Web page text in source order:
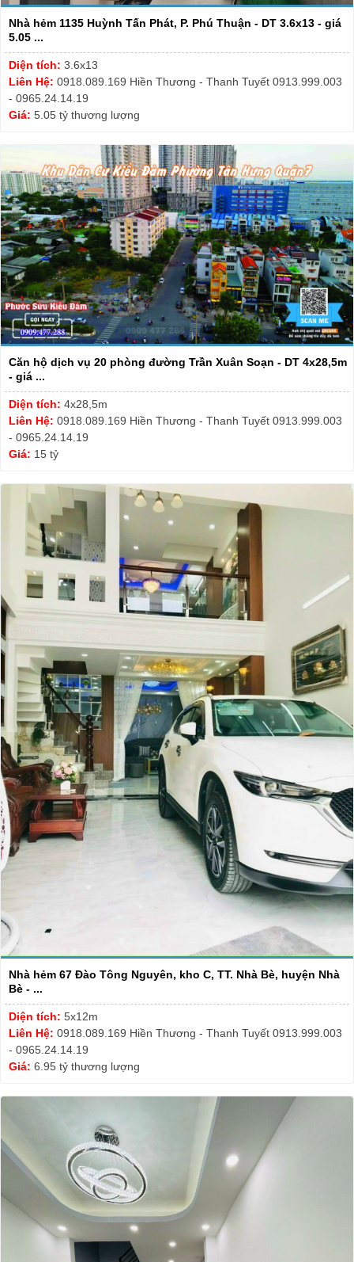
Nhà hẻm 1135 Huỳnh Tấn Phát, P. Phú Thuận - DT 3.6x13 - giá
5.05 ...
Diện tích: 3.6x13
Liên Hệ: 0918.089.169 Hiền Thương - Thanh Tuyết 0913.999.003
- 0965.24.14.19
Giá: 5.05 tỷ thương lượng
Căn hộ dịch vụ 20 phòng đường Trần Xuân Soạn - DT 4x28,5m
- giá ...
Diện tích: 4x28,5m
Liên Hệ: 0918.089.169 Hiền Thương - Thanh Tuyết 0913.999.003
- 0965.24.14.19
Giá: 15 tỷ
Nhà hẻm 67 Đào Tông Nguyên, kho C, TT. Nhà Bè, huyện Nhà
Bè - ...
Diện tích: 5x12m
Liên Hệ: 0918.089.169 Hiền Thương - Thanh Tuyết 0913.999.003
- 0965.24.14.19
Giá: 6.95 tỷ thương lượng